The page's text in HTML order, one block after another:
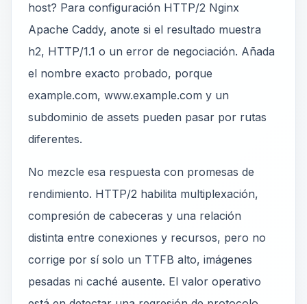
host? Para configuración HTTP/2 Nginx
Apache Caddy, anote si el resultado muestra
h2, HTTP/1.1 o un error de negociación. Añada
el nombre exacto probado, porque
example.com, www.example.com y un
subdominio de assets pueden pasar por rutas
diferentes.
No mezcle esa respuesta con promesas de
rendimiento. HTTP/2 habilita multiplexación,
compresión de cabeceras y una relación
distinta entre conexiones y recursos, pero no
corrige por sí solo un TTFB alto, imágenes
pesadas ni caché ausente. El valor operativo